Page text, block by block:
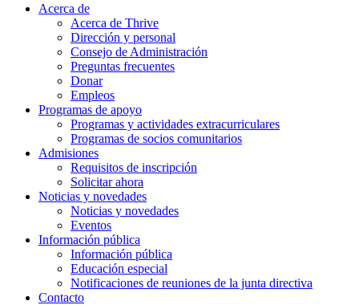
Acerca de
Acerca de Thrive
Dirección y personal
Consejo de Administración
Preguntas frecuentes
Donar
Empleos
Programas de apoyo
Programas y actividades extracurriculares
Programas de socios comunitarios
Admisiones
Requisitos de inscripción
Solicitar ahora
Noticias y novedades
Noticias y novedades
Eventos
Información pública
Información pública
Educación especial
Notificaciones de reuniones de la junta directiva
Contacto